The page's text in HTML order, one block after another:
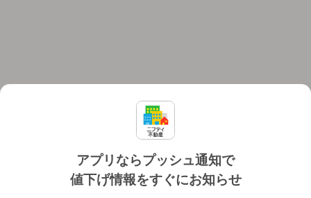
アプリならプッシュ通知で
値下げ情報をすぐにお知らせ
個人情報保護ポリシー 利用規約